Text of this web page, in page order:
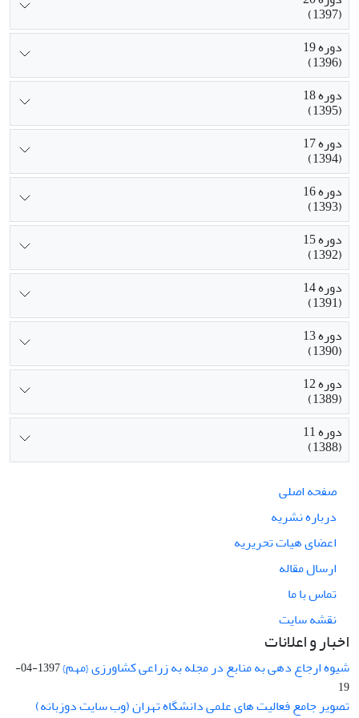
(1397)
دوره 19
(1396)
دوره 18
(1395)
دوره 17
(1394)
دوره 16
(1393)
دوره 15
(1392)
دوره 14
(1391)
دوره 13
(1390)
دوره 12
(1389)
دوره 11
(1388)
صفحه اصلی
درباره نشریه
اعضای هیات تحریریه
ارسال مقاله
تماس با ما
نقشه سایت
اخبار و اعلانات
شیوه ارجاع دهی به منابع در مجله به زراعی کشاورزی {مهم}
1397-04-
19
تصویر جامع فعالیت های علمی دانشگاه تهران (وب سایت دوزبانه)